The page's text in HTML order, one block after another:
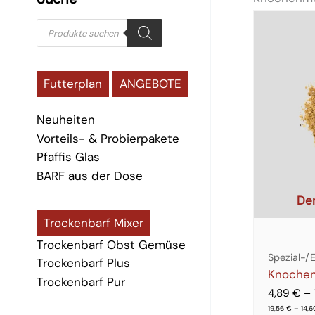
d
u
c
t
e
a
Futterplan ANGEBOTE
Neuheiten
Vorteils- & Probierpakete
Pfaffis Glas
BARF aus der Dose
Trockenbarf Mixer
Trockenbarf Obst Gemüse
Trockenbarf Plus
Trockenbarf Pur
Spezial-/
4,89€ –
19,56€ –
können